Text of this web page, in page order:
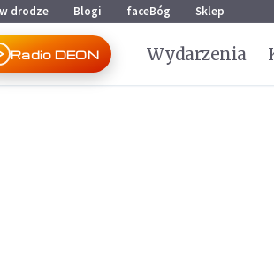
drodze Blogi faceBóg Sklep
Radio DEON Wydarzenia